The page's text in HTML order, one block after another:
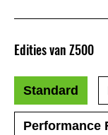
Edities van Z500
Standard
Performance